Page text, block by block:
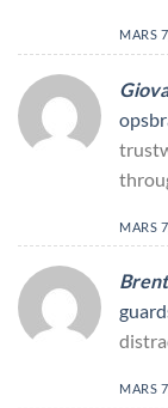
MARS
MARS
MARS